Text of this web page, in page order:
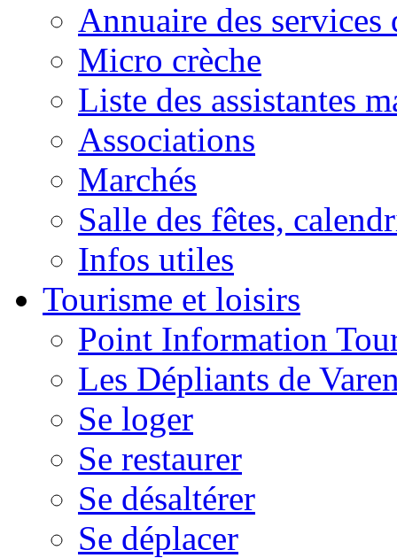
Annuaire des services
Micro crèche
Liste des assistantes
Associations
Marchés
Salle des fêtes,
Infos utiles
Tourisme et loisirs
Point Information
Les Dépliants de
Se loger
Se restaurer
Se désaltérer
Se déplacer